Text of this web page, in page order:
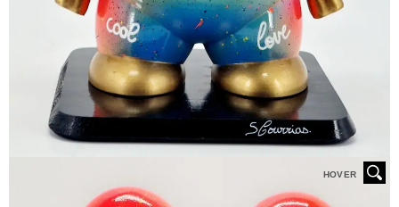
HOVER